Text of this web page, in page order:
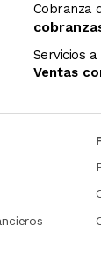
Cobranza
Servicios
Ventas